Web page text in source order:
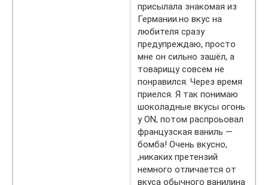
присылала знакомая из
Германии.но вкус на
любителя сразу
предупреждаю, просто
мне он сильно зашёл, а
товарищу совсем не
понравился. Через время
приелся. Я так понимаю
шоколадные вкусы огонь
у ON, потом распроьовал
французская ваниль —
бомба! Очень вкусно,
,никаких претензий
немного отличается от
вкуса обычного ванилина